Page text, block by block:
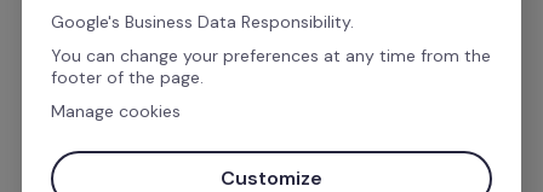
Google's Business Data Responsibility.
You can change your preferences at any time from the
footer of the page.
Manage cookies
Customize